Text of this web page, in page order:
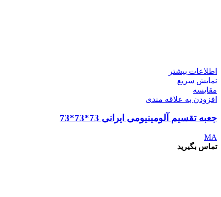
اطلاعات بیشتر
نمایش سریع
مقايسه
افزودن به علاقه مندی
جعبه تقسیم آلومینیومی ایرانی 73*73*73
MA
تماس بگیرید